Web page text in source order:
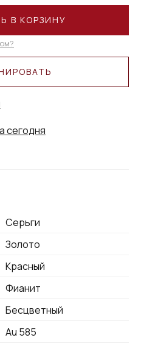
сегодня
В КОРЗИНУ
Серьги
Золото
Красный
Фианит
Бесцветный
Au 585